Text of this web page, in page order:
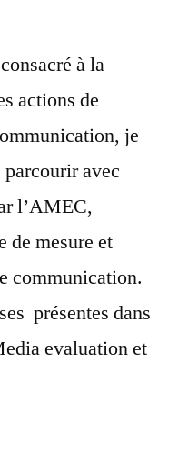
à la
actions de
je
avec
l’AMEC,
de mesure et
communication.
présentes dans
evaluation et